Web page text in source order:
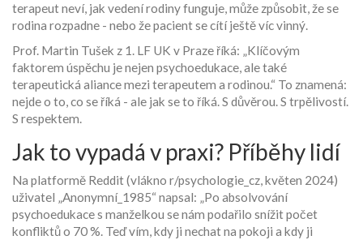
terapeut neví, jak vedení rodiny funguje, může způsobit, že se
rodina rozpadne - nebo že pacient se cítí ještě víc vinný.
Prof. Martin Tušek z 1. LF UK v Praze říká: „Klíčovým
faktorem úspěchu je nejen psychoedukace, ale také
terapeutická aliance mezi terapeutem a rodinou.“ To znamená:
nejde o to, co se říká - ale jak se to říká. S důvěrou. S trpělivostí.
S respektem.
Jak to vypadá v praxi? Příběhy lidí
Na platformě Reddit (vlákno r/psychologie_cz, květen 2024)
uživatel „Anonymní_1985“ napsal: „Po absolvování
psychoedukace s manželkou se nám podařilo snížit počet
konfliktů o 70 %. Teď vím, kdy ji nechat na pokoji a kdy ji